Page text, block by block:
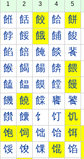
1 2 3 4 5
餁 餂 餃 餄 餅
餑 餒 餓 餔 餕
餡 餢 餣 餤 餥
餱 餲 餳 餴 餵
饁 饂 饃 饄 饅
饑 饒 饓 饔 饕
饡 饢 饣 饤 饥
饱 饲 饳 饴 饵
馁 馂 馃 馄 馅